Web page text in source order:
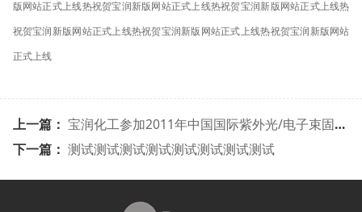
版网站正式上线热祝贺宝润新版网站正式上线热祝贺宝润新版网站正式上线热
祝贺宝润新版网站正式上线热祝贺宝润新版网站正式上线热祝贺宝润新版网站
正式上线
上一篇： 宝润化工参加2011年中国国际紫外光/电子束固化材料，设备及产品展览会
下一篇： 测试测试测试测试测试测试测试测试